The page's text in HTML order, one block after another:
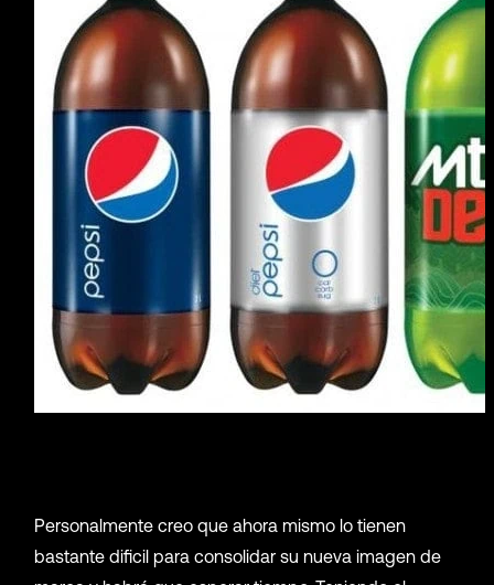
Personalmente creo que ahora mismo lo tienen
bastante dificil para consolidar su nueva imagen de